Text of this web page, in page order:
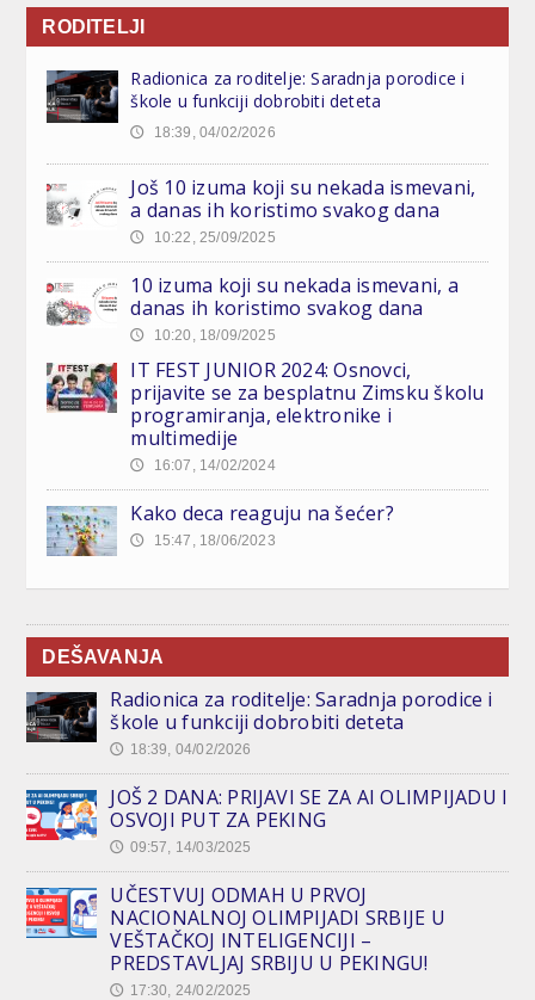
RODITELJI
Radionica za roditelje: Saradnja porodice i
škole u funkciji dobrobiti deteta
🕔 18:39, 04/02/2026
Još 10 izuma koji su nekada ismevani,
a danas ih koristimo svakog dana
🕔 10:22, 25/09/2025
10 izuma koji su nekada ismevani, a
danas ih koristimo svakog dana
🕔 10:20, 18/09/2025
IT FEST JUNIOR 2024: Osnovci,
prijavite se za besplatnu Zimsku školu
programiranja, elektronike i
multimedije
🕔 16:07, 14/02/2024
Kako deca reaguju na šećer?
🕔 15:47, 18/06/2023
DEŠAVANJA
Radionica za roditelje: Saradnja porodice i
škole u funkciji dobrobiti deteta
🕔 18:39, 04/02/2026
JOŠ 2 DANA: PRIJAVI SE ZA AI OLIMPIJADU I
OSVOJI PUT ZA PEKING
🕔 09:57, 14/03/2025
UČESTVUJ ODMAH U PRVOJ
NACIONALNOJ OLIMPIJADI SRBIJE U
VEŠTAČKOJ INTELIGENCIJI –
PREDSTAVLJAJ SRBIJU U PEKINGU!
🕔 17:30, 24/02/2025